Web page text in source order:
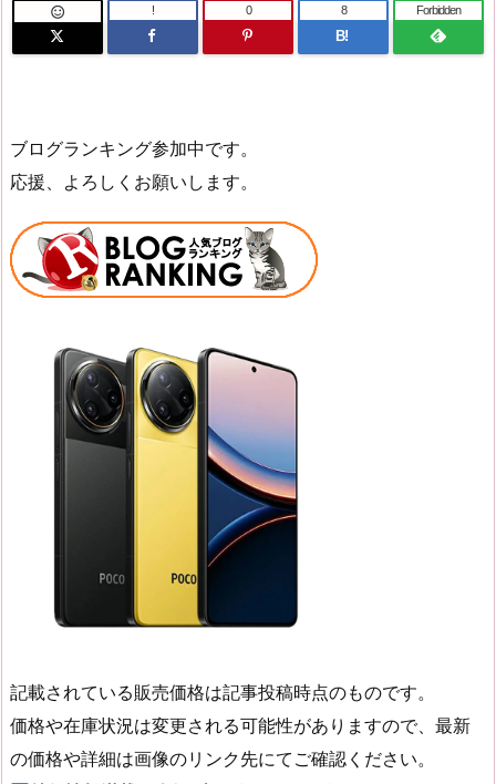
 ! 0
B!
8 Forbidden
ブログランキング参加中です。
応援、よろしくお願いします。
記載されている販売価格は記事投稿時点のものです。
価格や在庫状況は変更される可能性がありますので、最新
の価格や詳細は画像のリンク先にてご確認ください。